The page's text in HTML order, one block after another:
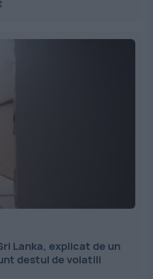
Lanka, explicat de un
destul de volatili